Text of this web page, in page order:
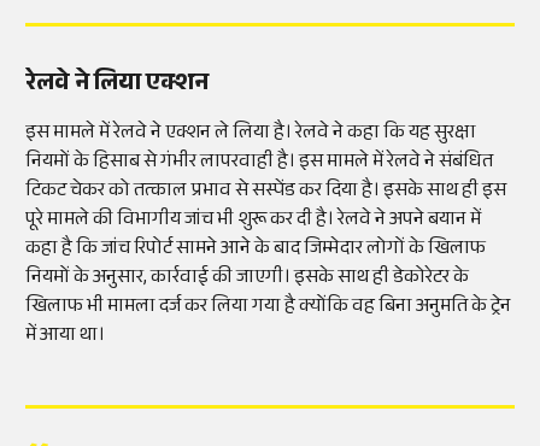
रेलवे ने लिया एक्शन
इस मामले में रेलवे ने एक्शन ले लिया है। रेलवे ने कहा कि यह सुरक्षा
नियमों के हिसाब से गंभीर लापरवाही है। इस मामले में रेलवे ने संबंधित
टिकट चेकर को तत्काल प्रभाव से सस्पेंड कर दिया है। इसके साथ ही इस
पूरे मामले की विभागीय जांच भी शुरू कर दी है। रेलवे ने अपने बयान में
कहा है कि जांच रिपोर्ट सामने आने के बाद जिम्मेदार लोगों के खिलाफ
नियमों के अनुसार, कार्रवाई की जाएगी। इसके साथ ही डेकोरेटर के
खिलाफ भी मामला दर्ज कर लिया गया है क्योंकि वह बिना अनुमति के ट्रेन
में आया था।